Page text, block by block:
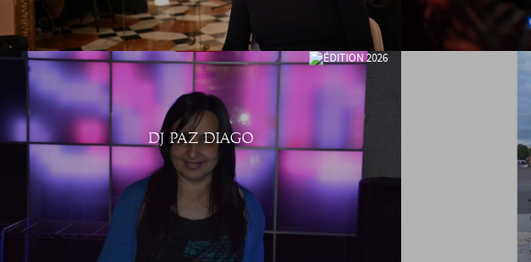
DJ PAZ DIAGO